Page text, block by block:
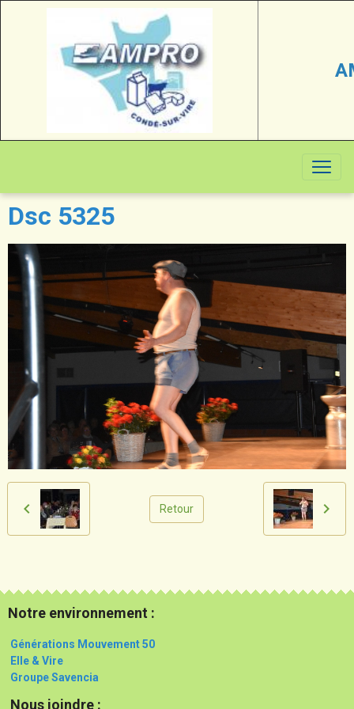
Dsc 5325
Retour
Notre environnement :
Générations Mouvement 50
Elle & Vire
Groupe Savencia
Nous joindre :